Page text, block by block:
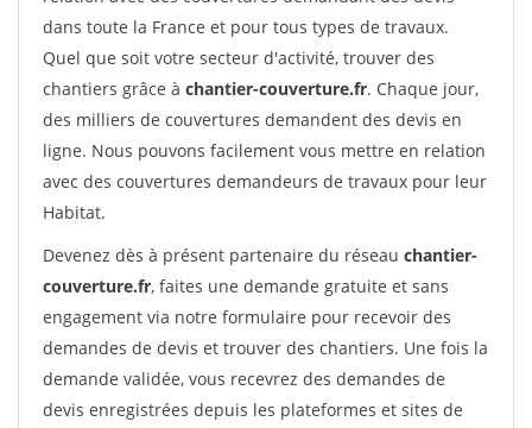
dans toute la France et pour tous types de travaux.
Quel que soit votre secteur d'activité, trouver des
chantiers grâce à chantier-couverture.fr. Chaque jour,
des milliers de couvertures demandent des devis en
ligne. Nous pouvons facilement vous mettre en relation
avec des couvertures demandeurs de travaux pour leur
Habitat.
Devenez dès à présent partenaire du réseau chantier-
couverture.fr, faites une demande gratuite et sans
engagement via notre formulaire pour recevoir des
demandes de devis et trouver des chantiers. Une fois la
demande validée, vous recevrez des demandes de
devis enregistrées depuis les plateformes et sites de